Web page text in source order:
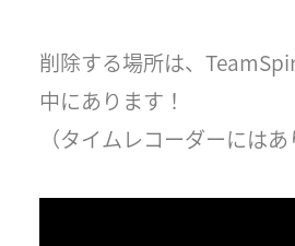
削除する場所は、
中にあります！
（タイムレコーダーにはあ